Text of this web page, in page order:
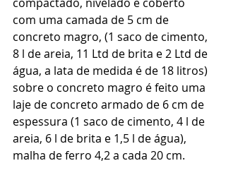
com uma camada de 5 cm de
concreto magro, (1 saco de cimento,
8 l de areia, 11 Ltd de brita e 2 Ltd de
água, a lata de medida é de 18 litros)
sobre o concreto magro é feito uma
laje de concreto armado de 6 cm de
espessura (1 saco de cimento, 4 l de
areia, 6 l de brita e 1,5 l de água),
malha de ferro 4,2 a cada 20 cm.